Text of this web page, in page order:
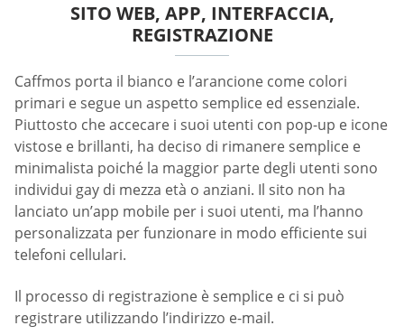
SITO WEB, APP, INTERFACCIA,
REGISTRAZIONE
Caffmos porta il bianco e l’arancione come colori
primari e segue un aspetto semplice ed essenziale.
Piuttosto che accecare i suoi utenti con pop-up e icone
vistose e brillanti, ha deciso di rimanere semplice e
minimalista poiché la maggior parte degli utenti sono
individui gay di mezza età o anziani. Il sito non ha
lanciato un’app mobile per i suoi utenti, ma l’hanno
personalizzata per funzionare in modo efficiente sui
telefoni cellulari.
Il processo di registrazione è semplice e ci si può
registrare utilizzando l’indirizzo e-mail.